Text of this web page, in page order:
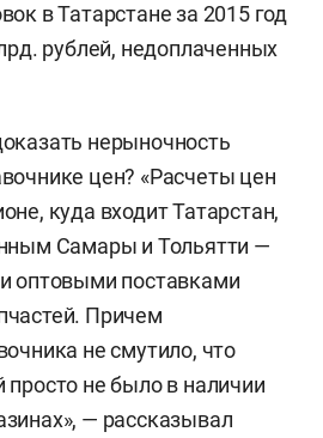
в Татарстане за 2015 год
рублей, недоплаченных
нерыночность
цен? «Расчеты цен
куда входит Татарстан,
Самары и Тольятти —
оптовыми поставками
Причем
не смутило, что
просто не было в наличии
— рассказывал